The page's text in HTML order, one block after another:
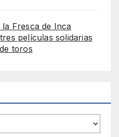
la Fresca de Inca
películas solidarias
toros